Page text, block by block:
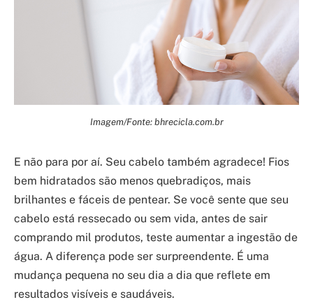
Imagem/Fonte: bhrecicla.com.br
E não para por aí. Seu cabelo também agradece! Fios
bem hidratados são menos quebradiços, mais
brilhantes e fáceis de pentear. Se você sente que seu
cabelo está ressecado ou sem vida, antes de sair
comprando mil produtos, teste aumentar a ingestão de
água. A diferença pode ser surpreendente. É uma
mudança pequena no seu dia a dia que reflete em
resultados visíveis e saudáveis.